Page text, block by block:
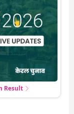
Result